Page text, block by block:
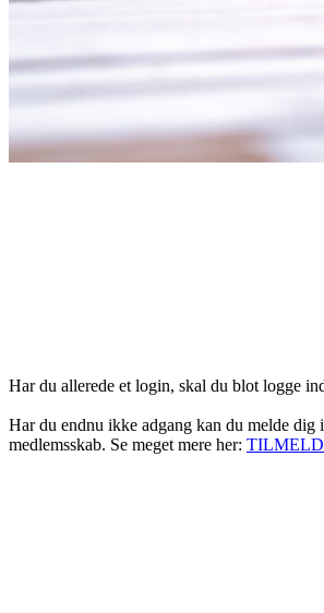
Har du allerede et login, skal du blot logge
Har du endnu ikke adgang kan du melde dig
medlemsskab. Se meget mere her: TILMELD